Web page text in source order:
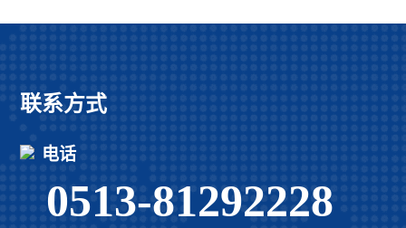
联系方式
电话
0513-81292228